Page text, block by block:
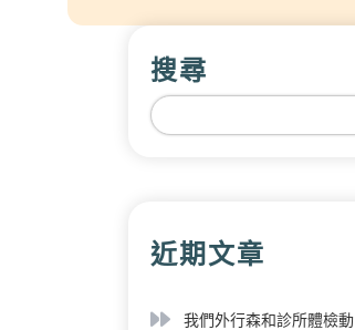
搜尋
近期文章
我們外行森和診所體檢動